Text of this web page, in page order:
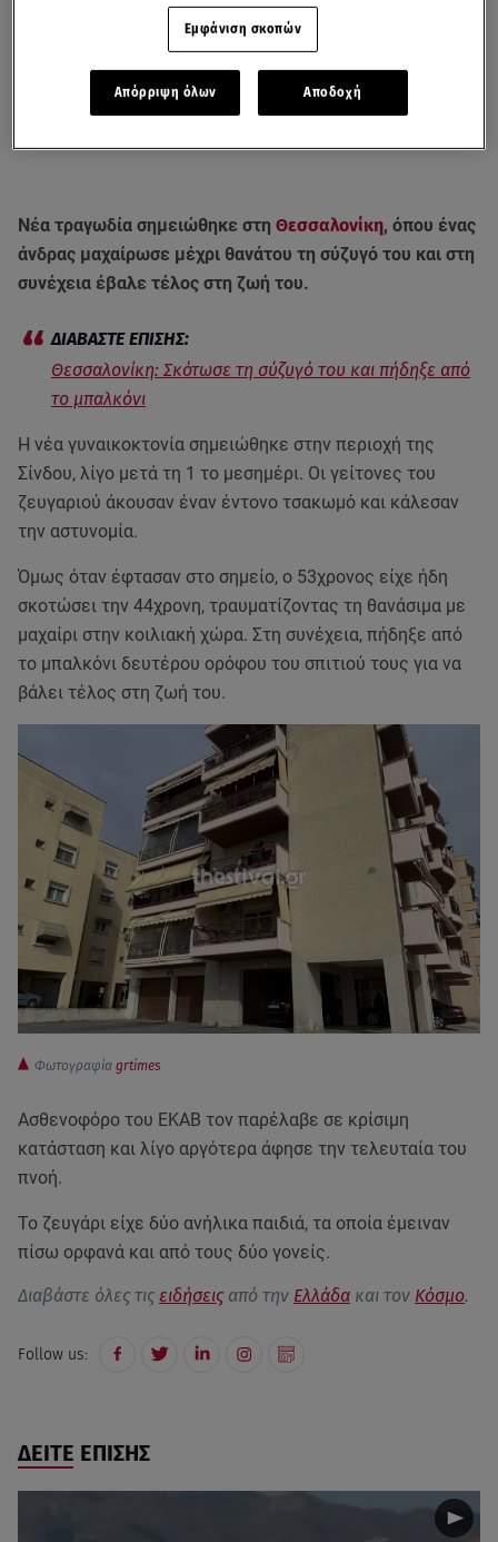
Νέα τραγωδία σημειώθηκε στη Θεσσαλονίκη, όπου ένας
άνδρας μαχαίρωσε μέχρι θανάτου τη σύζυγό του και στη
συνέχεια έβαλε τέλος στη ζωή του.
Θεσσαλονίκη: Σκότωσε τη σύζυγό του και πήδηξε από
το μπαλκόνι
Η νέα γυναικοκτονία σημειώθηκε στην περιοχή της
Σίνδου, λίγο μετά τη 1 το μεσημέρι. Οι γείτονες του
ζευγαριού άκουσαν έναν έντονο τσακωμό και κάλεσαν
την αστυνομία.
Όμως όταν έφτασαν στο σημείο, ο 53χρονος είχε ήδη
σκοτώσει την 44χρονη, τραυματίζοντας τη θανάσιμα με
μαχαίρι στην κοιλιακή χώρα. Στη συνέχεια, πήδηξε από
το μπαλκόνι δευτέρου ορόφου του σπιτιού τους για να
βάλει τέλος στη ζωή του.
Φωτογραφία grtimes
Ασθενοφόρο του ΕΚΑΒ τον παρέλαβε σε κρίσιμη
κατάσταση και λίγο αργότερα άφησε την τελευταία του
πνοή.
Το ζευγάρι είχε δύο ανήλικα παιδιά, τα οποία έμειναν
πίσω ορφανά και από τους δύο γονείς.
Διαβάστε όλες τις ειδήσεις από την Ελλάδα και τον Κόσμο.
Follow us:
ΔΕΙΤΕ ΕΠΙΣΗΣ
Εμφάνιση σκοπών
Απόρριψη όλων Αποδοχή